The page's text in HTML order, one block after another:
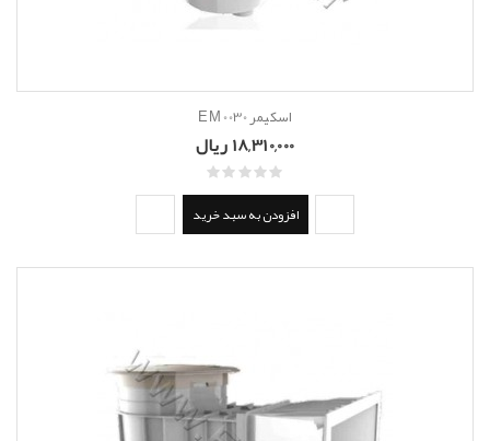
اسکیمر EM 0030
18,310,000 ریال
افزودن به سبد خرید